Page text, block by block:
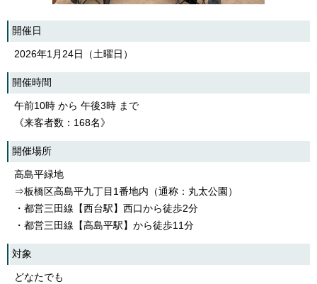
開催日
2026年1月24日（土曜日）
開催時間
午前10時 から 午後3時 まで
《来客者数：168名》
開催場所
高島平緑地
⇒板橋区高島平九丁目1番地内（通称：丸太公園）
・都営三田線【西台駅】西口から徒歩2分
・都営三田線【高島平駅】から徒歩11分
対象
どなたでも